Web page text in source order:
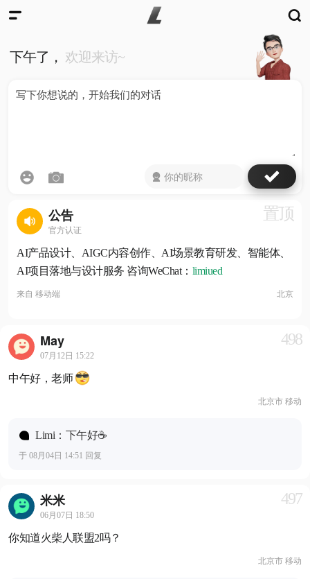
下午了， 欢迎来访~
公告
官方认证
置顶
AI产品设计、AIGC内容创作、AI场景教育研发、智能体、
AI项目落地与设计服务 咨询WeChat： limiued
来自 移动端 北京
May
07月12日 15:22
498
中午好，老师
北京市 移动
Limi：下午好☕️
于 08月04日 14:51 回复
米米
06月07日 18:50
497
你知道火柴人联盟2吗？
北京市 移动